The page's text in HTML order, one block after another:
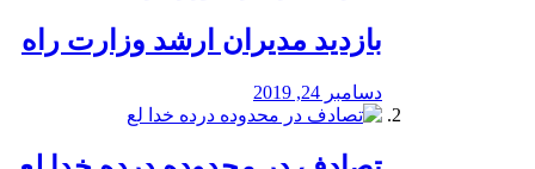
بازدید مدیران ارشد وزارت راه
دسامبر 24, 2019